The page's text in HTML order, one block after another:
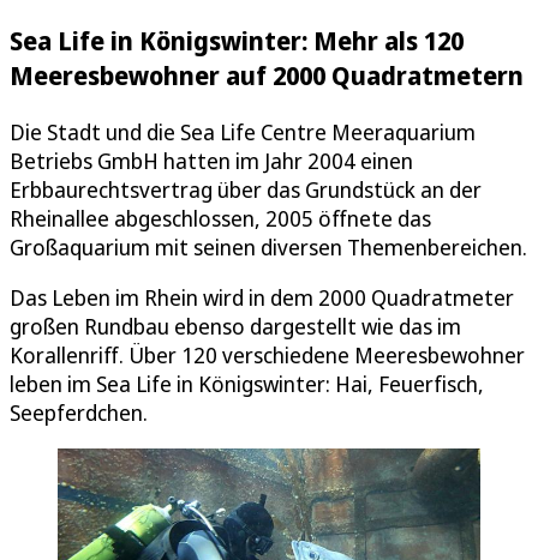
Sea Life in Königswinter: Mehr als 120
Meeresbewohner auf 2000 Quadratmetern
Die Stadt und die Sea Life Centre Meeraquarium
Betriebs GmbH hatten im Jahr 2004 einen
Erbbaurechtsvertrag über das Grundstück an der
Rheinallee abgeschlossen, 2005 öffnete das
Großaquarium mit seinen diversen Themenbereichen.
Das Leben im Rhein wird in dem 2000 Quadratmeter
großen Rundbau ebenso dargestellt wie das im
Korallenriff. Über 120 verschiedene Meeresbewohner
leben im Sea Life in Königswinter: Hai, Feuerfisch,
Seepferdchen.